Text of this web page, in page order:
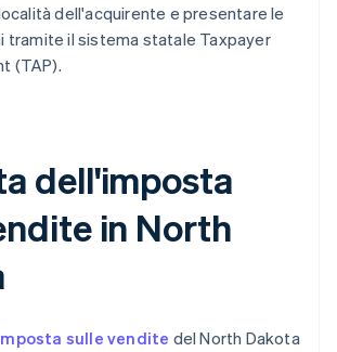
dell'acquirente e presentare le
tramite il sistema statale Taxpayer
(TAP).
dell'imposta
in North
sulle vendite del North Dakota